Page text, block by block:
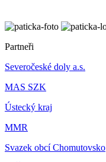
Partneři
Severočeské doly a.s.
MAS SZK
Ústecký kraj
MMR
Svazek obcí Chomutovsko